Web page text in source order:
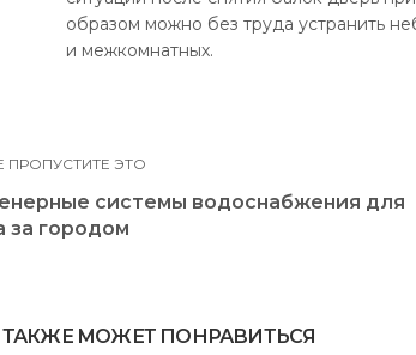
образом можно без труда устранить
и межкомнатных.
ПРОПУСТИТЕ ЭТО
системы водоснабжения для
за городом
МОЖЕТ ПОНРАВИТЬСЯ